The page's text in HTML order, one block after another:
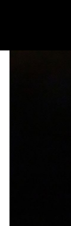
вс 20